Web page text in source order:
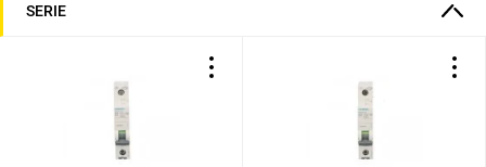
wyłącznika?
Jaka jest zdolność
zwarciowa wyłącznika
SERIE